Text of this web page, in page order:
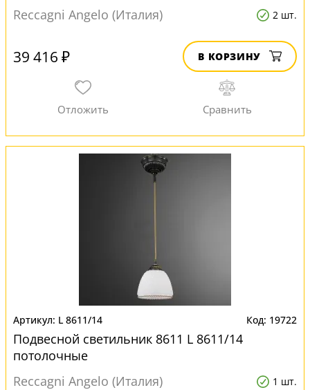
Reccagni Angelo (Италия)
2 шт.
39 416 ₽ В КОРЗИНУ
L 8611/14 19722
Подвесной светильник 8611 L 8611/14
потолочные
Reccagni Angelo (Италия)
1 шт.